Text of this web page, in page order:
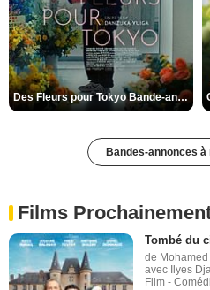
Des Fleurs pour Tokyo Bande-annonce VO STFR
Bandes-annonces
Films
Tombé du
de
avec Ilyes
Film -